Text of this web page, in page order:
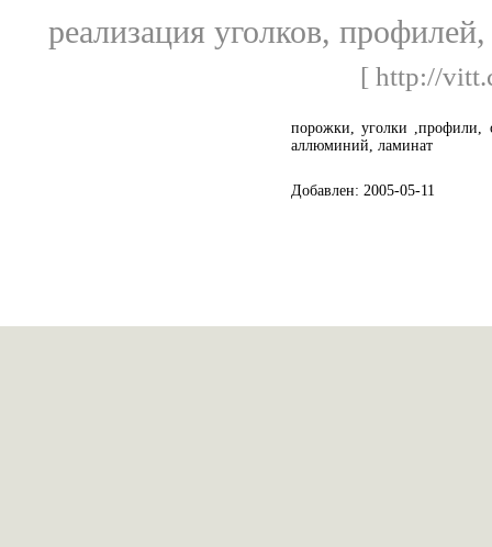
реализация уголков,
[ http://
порожки, уголки ,профили,
аллюминий, ламинат
Добавлен: 2005-05-11